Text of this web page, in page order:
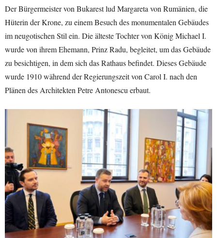
Der Bürgermeister von Bukarest lud Margareta von Rumänien, die
Hüterin der Krone, zu einem Besuch des monumentalen Gebäudes
im neugotischen Stil ein. Die älteste Tochter von König Michael I.
wurde von ihrem Ehemann, Prinz Radu, begleitet, um das Gebäude
zu besichtigen, in dem sich das Rathaus befindet. Dieses Gebäude
wurde 1910 während der Regierungszeit von Carol I. nach den
Plänen des Architekten Petre Antonescu erbaut.